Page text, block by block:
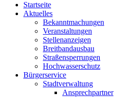
Startseite
Aktuelles
Bekanntmachungen
Veranstaltungen
Stellenanzeigen
Breitbandausbau
Straßensperrungen
Hochwasserschutz
Bürgerservice
Stadtverwaltung
Ansprechpartner